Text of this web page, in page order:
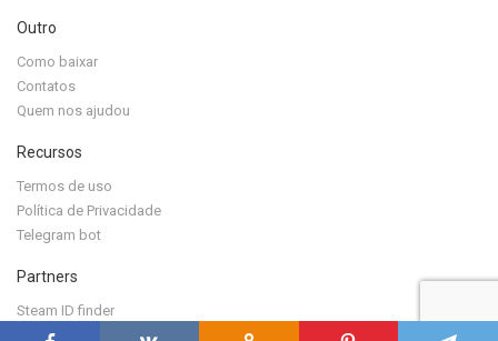
Outro
Como baixar
Contatos
Quem nos ajudou
Recursos
Termos de uso
Política de Privacidade
Telegram bot
Partners
Steam ID finder